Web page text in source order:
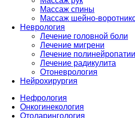
Массаж спины
Массаж шейно-
Неврология
Лечение головной боли
Лечение мигрени
Лечение полинейропатии
Лечение радикулита
Отоневрология
Нейрохирургия
Нефрология
Онкогинекология
Отоларингология